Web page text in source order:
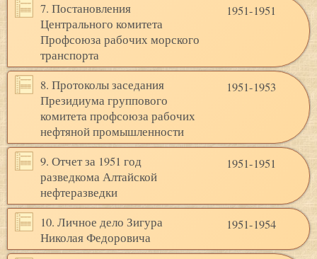
7. Постановления
Центрального комитета
Профсоюза рабочих морского
транспорта
1951-1951
8. Протоколы заседания
Президиума группового
комитета профсоюза рабочих
нефтяной промышленности
1951-1953
9. Отчет за 1951 год
разведкома Алтайской
нефтеразведки
1951-1951
10. Личное дело Зигура
Николая Федоровича
1951-1954